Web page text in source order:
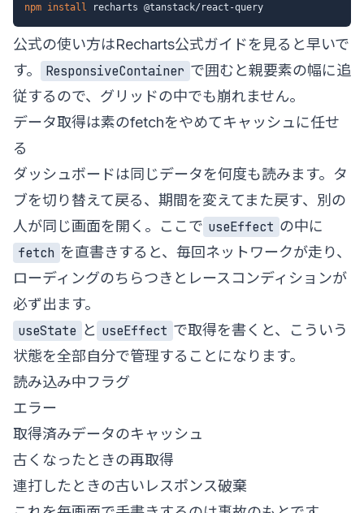
npm install
公式の使い方はRecharts公式ガイドを見ると早いで
す。
ResponsiveContainer で囲むと親要素の幅に追
従するので、グリッドの中でも崩れません。
データ取得は素のfetchをやめてキャッシュに任せ
る
ダッシュボードは同じデータを何度も読みます。タ
ブを切り替えて戻る、期間を変えてまた戻す、別の
人が同じ画面を開く。ここで useEffect の中に
fetch を直書きすると、毎回ネットワークが走り、
ローディングのちらつきとレースコンディションが
必ず出ます。
useState と useEffect で取得を書くと、こういう
状態を全部自分で管理することになります。
読み込み中フラグ
エラー
取得済みデータのキャッシュ
古くなったときの再取得
連打したときの古いレスポンス破棄